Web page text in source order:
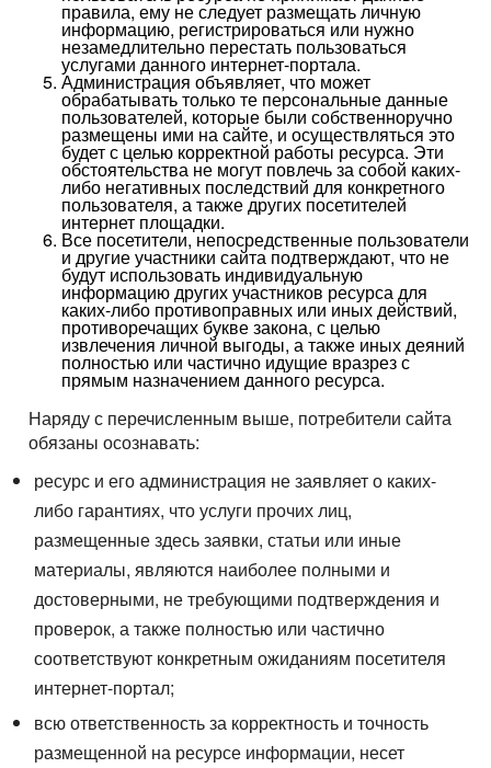
правила, ему не следует размещать личную
информацию, регистрироваться или нужно
незамедлительно перестать пользоваться
услугами данного интернет-портала.
Администрация объявляет, что может
обрабатывать только те персональные данные
пользователей, которые были собственноручно
размещены ими на сайте, и осуществляться это
будет с целью корректной работы ресурса. Эти
обстоятельства не могут повлечь за собой каких-
либо негативных последствий для конкретного
пользователя, а также других посетителей
интернет площадки.
Все посетители, непосредственные пользователи
и другие участники сайта подтверждают, что не
будут использовать индивидуальную
информацию других участников ресурса для
каких-либо противоправных или иных действий,
противоречащих букве закона, с целью
извлечения личной выгоды, а также иных деяний
полностью или частично идущие вразрез с
прямым назначением данного ресурса.
Наряду с перечисленным выше, потребители сайта
обязаны осознавать:
ресурс и его администрация не заявляет о каких-
либо гарантиях, что услуги прочих лиц,
размещенные здесь заявки, статьи или иные
материалы, являются наиболее полными и
достоверными, не требующими подтверждения и
проверок, а также полностью или частично
соответствуют конкретным ожиданиям посетителя
интернет-портал;
всю ответственность за корректность и точность
размещенной на ресурсе информации, несет